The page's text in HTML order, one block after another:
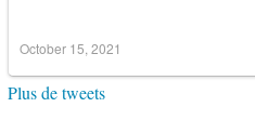
October 15, 2021
Plus de tweets